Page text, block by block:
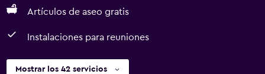
Artículos de aseo gratis
Instalaciones para reuniones
Mostrar los 42 servicios